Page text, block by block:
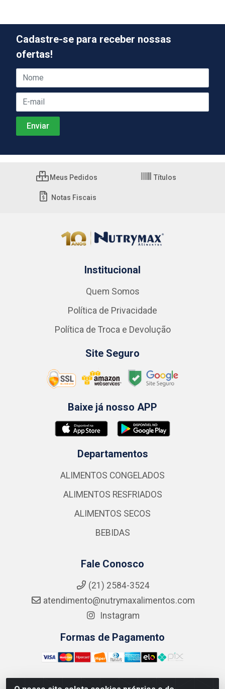
Cadastre-se para receber nossas
ofertas!
Meus Pedidos Títulos
Notas Fiscais
Institucional
Quem Somos
Política de Privacidade
Política de Troca e Devolução
Site Seguro
Baixe já nosso APP
Departamentos
ALIMENTOS CONGELADOS
ALIMENTOS RESFRIADOS
ALIMENTOS SECOS
BEBIDAS
Fale Conosco
(21) 2584-3524
atendimento@nutrymaxalimentos.com
Instagram
Formas de Pagamento